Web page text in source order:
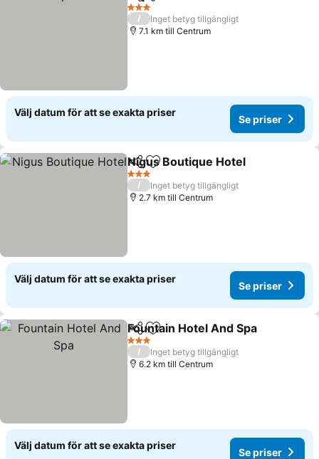
3 Stjärnor
/
Inget betyg tillgängligt
7.1 km till Centrum
Välj datum för att se exakta priser
Se priser
Dela Lägg till i Mina Favoriter
Nigus Boutique Hotel
3 Stjärnor
/
Inget betyg tillgängligt
2.7 km till Centrum
Välj datum för att se exakta priser
Se priser
Dela Lägg till i Mina Favoriter
Fountain Hotel And Spa
3 Stjärnor
/
Inget betyg tillgängligt
6.2 km till Centrum
Välj datum för att se exakta priser
Se priser